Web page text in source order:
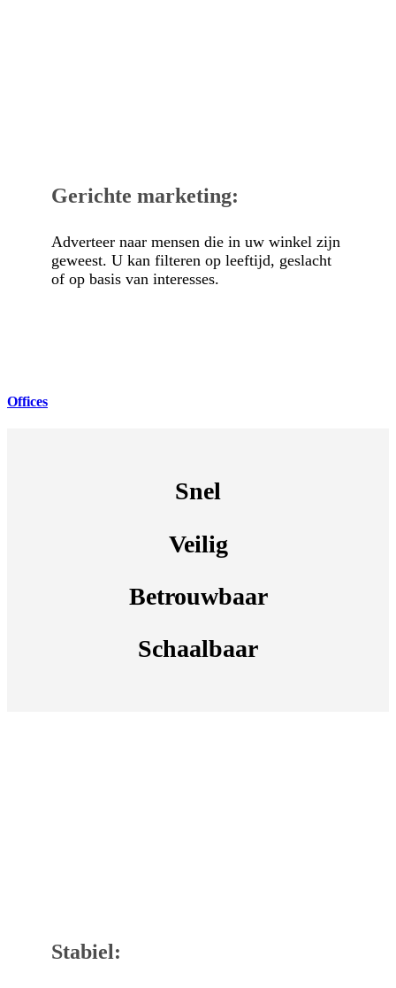
Gerichte marketing:
Adverteer naar mensen die in uw winkel zijn
geweest. U kan filteren op leeftijd, geslacht
of op basis van interesses.
Offices
Snel
Veilig
Betrouwbaar
Schaalbaar
Stabiel: